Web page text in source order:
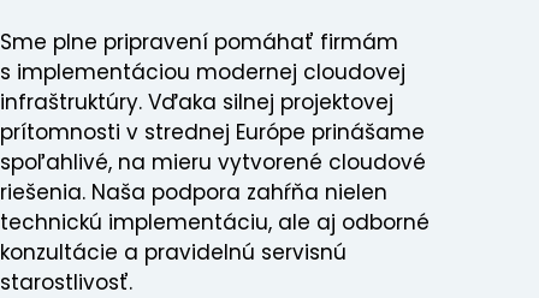
Sme plne pripravení pomáhať firmám
s implementáciou modernej cloudovej
infraštruktúry. Vďaka silnej projektovej
prítomnosti v strednej Európe prinášame
spoľahlivé, na mieru vytvorené cloudové
riešenia. Naša podpora zahŕňa nielen
technickú implementáciu, ale aj odborné
konzultácie a pravidelnú servisnú
starostlivosť.